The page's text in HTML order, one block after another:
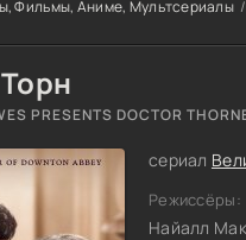
Фильмы, Аниме, Мультсериалы
PRESENTS DOCTOR
сериал
Режиссёры:
Найалл